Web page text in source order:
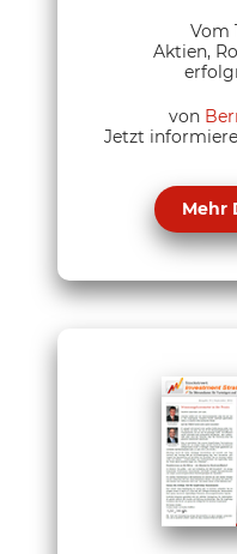
Vom
Aktien,
von
Jetzt
Mehr